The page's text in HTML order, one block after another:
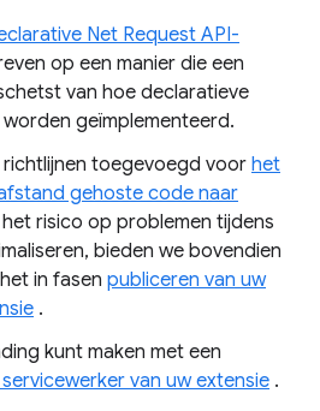
Net Request API-
op een manier die een
van hoe declaratieve
geïmplementeerd.
toegevoegd voor het
gehoste code naar
het risico op problemen tijdens
bieden we bovendien
in fasen publiceren van uw
.
kunt maken met een
van uw extensie .